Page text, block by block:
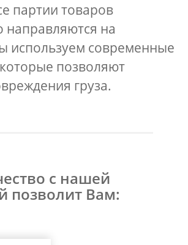
партии товаров
направляются на
используем современные
позволяют
груза.
с нашей
позволит Вам: